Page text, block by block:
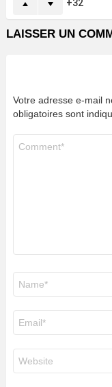
32
LAISSER UN
Votre adresse e-mail
obligatoires sont
mail
*
web